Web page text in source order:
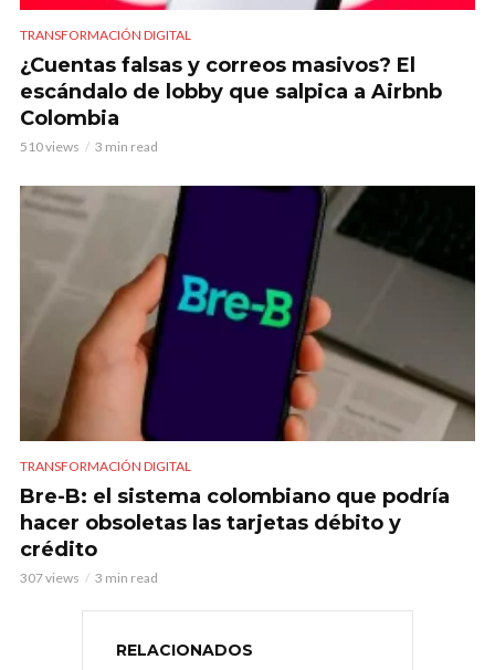
TRANSFORMACIÓN DIGITAL
¿Cuentas falsas y correos masivos? El
escándalo de lobby que salpica a Airbnb
Colombia
510 views 3 min read
TRANSFORMACIÓN DIGITAL
Bre-B: el sistema colombiano que podría
hacer obsoletas las tarjetas débito y
crédito
307 views 3 min read
RELACIONADOS